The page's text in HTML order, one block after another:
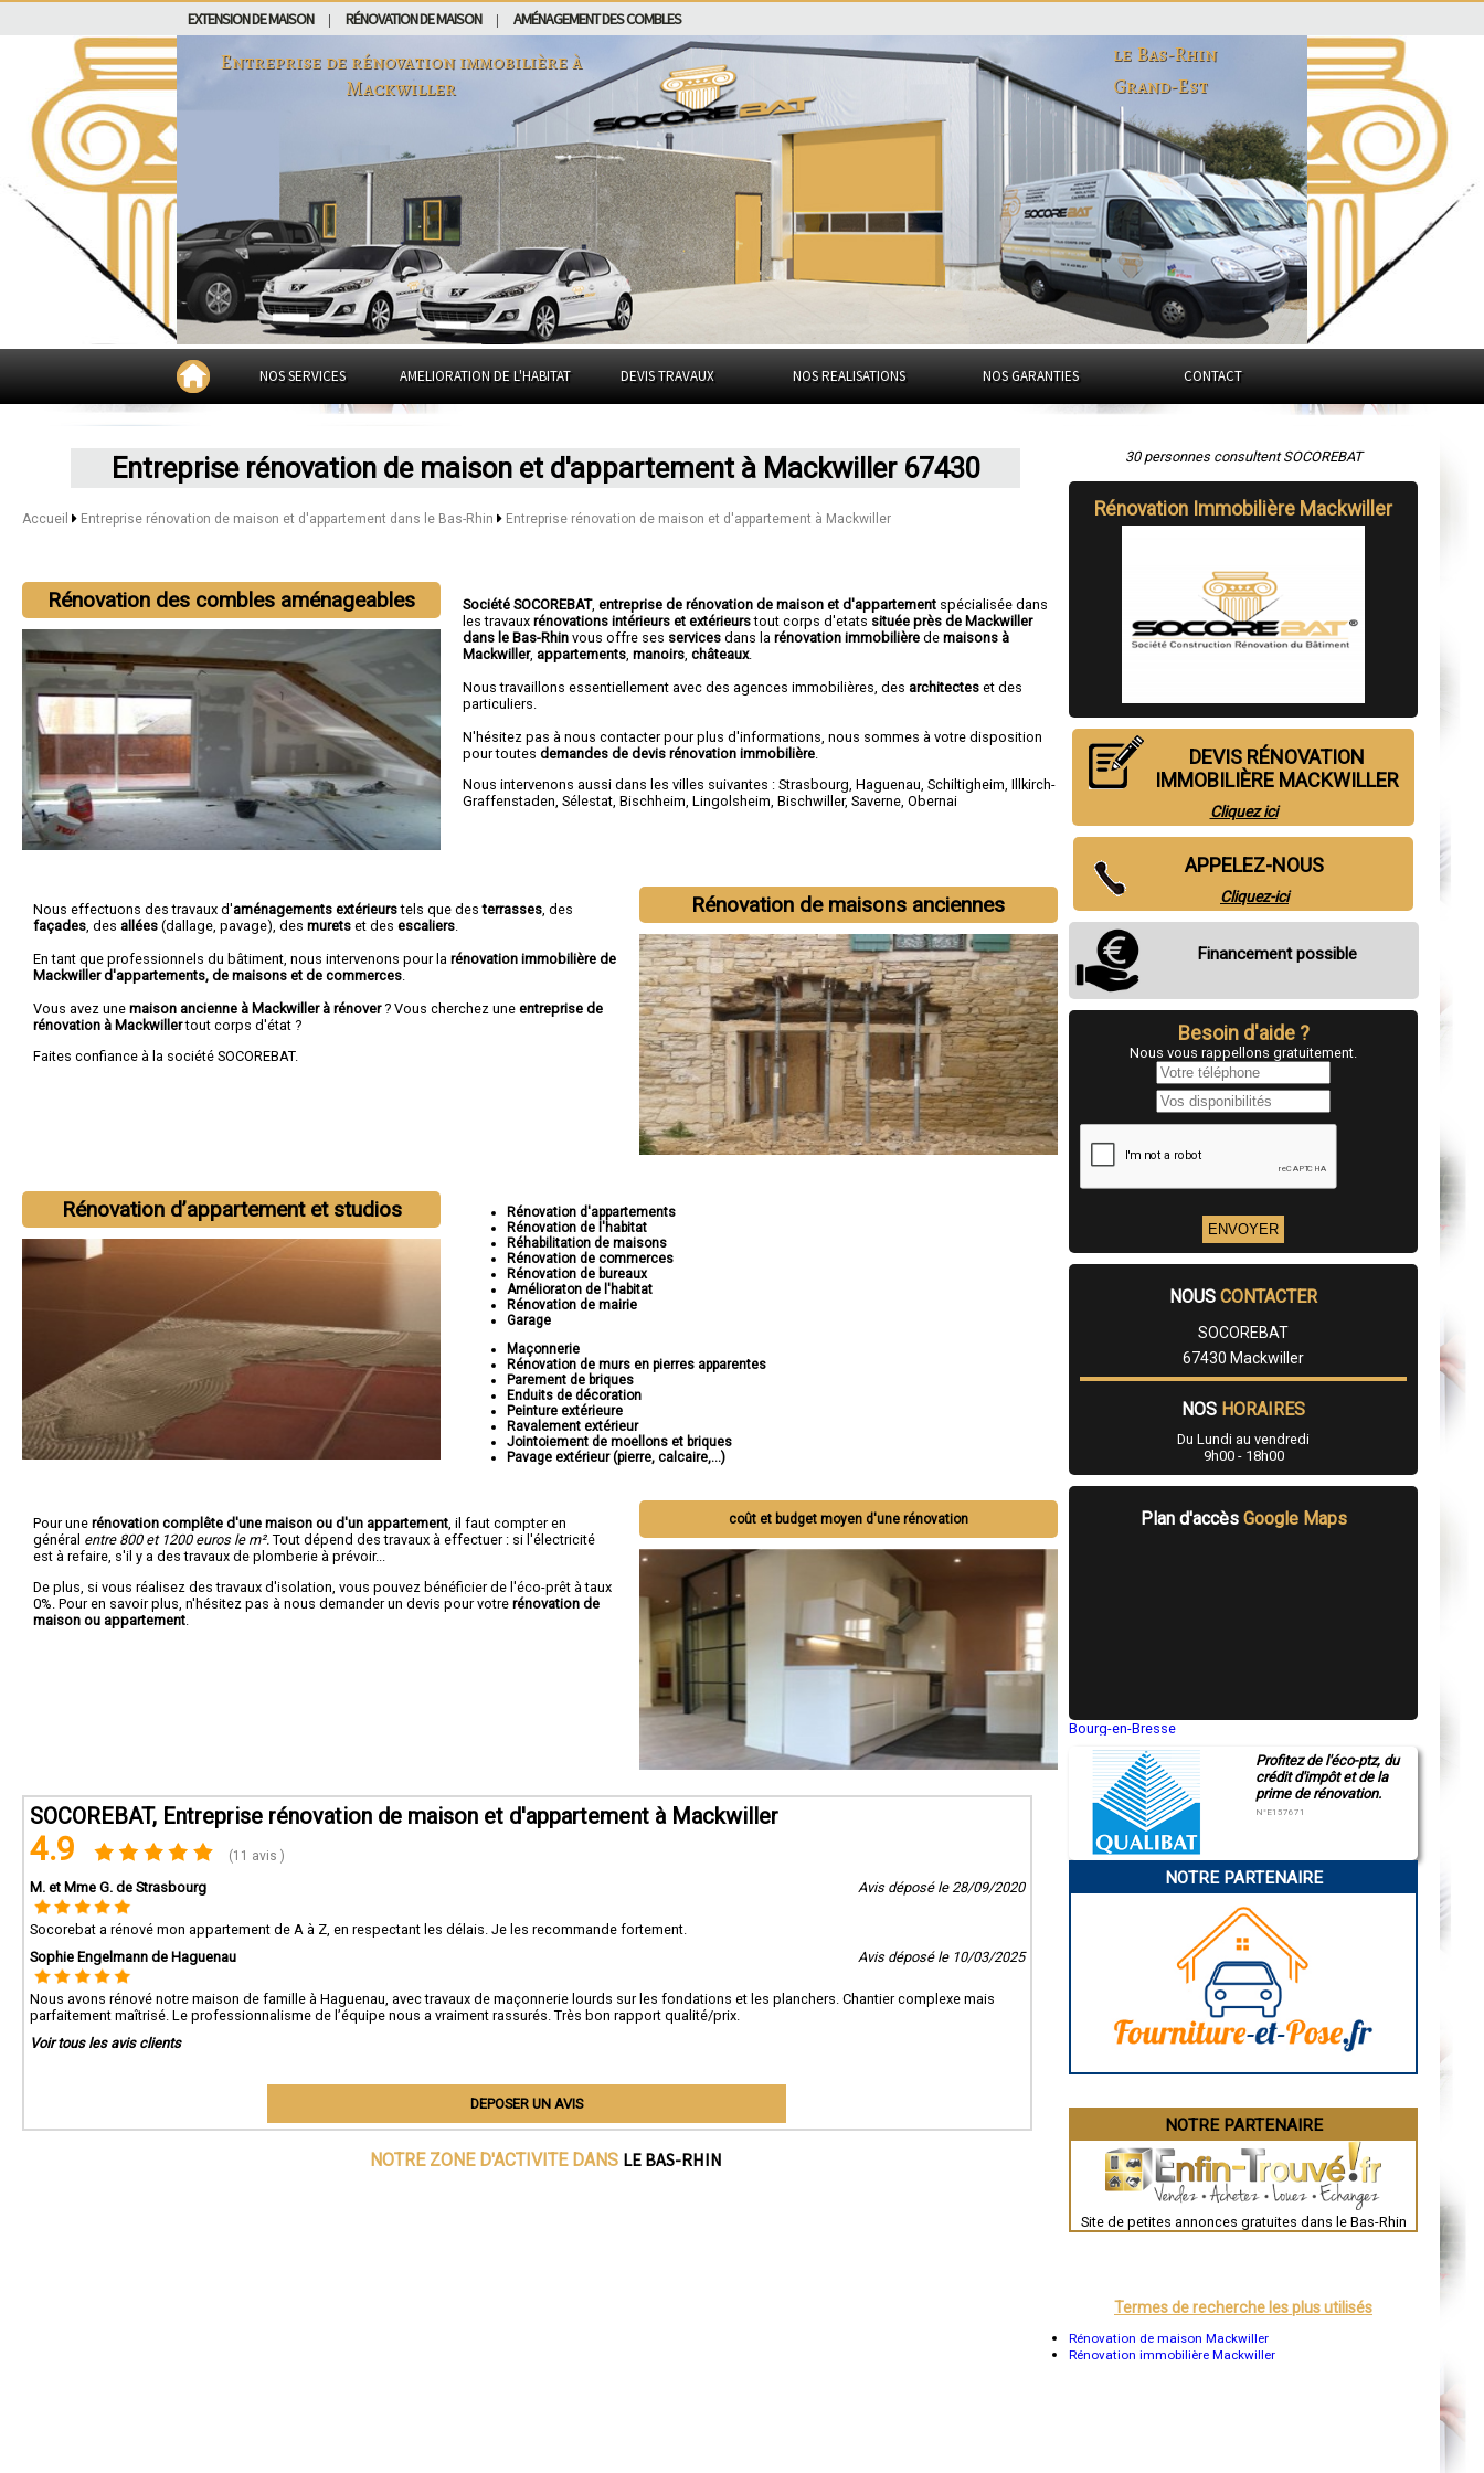
EXTENSION DE MAISON RÉNOVATION DE MAISON AMÉNAGEMENT DES COMBLES
Entreprise de rénovation immobilière à
Mackwiller
le Bas-Rhin
Grand-Est
NOS SERVICES AMELIORATION DE L'HABITAT DEVIS TRAVAUX NOS REALISATIONS NOS GARANTIES CONTACT
Entreprise rénovation de maison et d'appartement à Mackwiller 67430
Accueil Entreprise rénovation de maison et d'appartement dans le Bas-Rhin Entreprise rénovation de maison et d'appartement à Mackwiller
Rénovation des combles aménageables Société SOCOREBAT,entreprise de rénovation de maison et d'appartement spécialisée dans
les travauxrénovations intérieurs et extérieurstout corps d'etats située près de Mackwiller
dans le Bas-Rhinvous offre ses services dans larénovation immobilière demaisons à
Mackwiller, appartements ,manoirs ,châteaux.
Nous travaillons essentiellement avec des agences immobilières, des architectes et des
particuliers.
N'hésitez pas à nous contacter pour plus d'informations, nous sommes à votre disposition
pour toutesdemandes de devis rénovation immobilière
Nous intervenons aussi dans les villes suivantes :Strasbourg ,Haguenau ,Schiltigheim ,Illkirch-
Graffenstaden ,Sélestat ,Bischheim ,Lingolsheim ,Bischwiller,Saverne ,Obernai
Rénovation de maisons anciennes
Nous effectuons des travaux d'aménagements extérieurstels que desterrasses , des
façades , des allées (dallage, pavage), des murets et des escaliers
En tant que professionnels du bâtiment, nous intervenons pour la rénovation immobilière de
Mackwiller d'appartements, de maisons et de commerces
Vous avez une maison ancienne à Mackwiller à rénover? Vous cherchez une entreprise de
rénovation à Mackwillertout corps d'état ?
Faites confiance à la société SOCOREBAT.
Rénovation d’appartement et studios
Rénovation d'appartements
Rénovation de l'habitat
Réhabilitation de maisons
Rénovation de commerces
Rénovation de bureaux
Amélioraton de l'habitat
Rénovation de mairie
Garage
Maçonnerie
Rénovation de murs en pierres apparentes
Parement de briques
Enduits de décoration
Peinture extérieure
Ravalement extérieur
Jointoiement de moellons et briques
Pavage extérieur (pierre, calcaire,...)
coût et budget moyen d'une rénovation
Pour une rénovation complête d'une maison ou d'un appartement , il faut compter en
général entre 800 et 1200 euros le m². Tout dépend des travaux à effectuer : si l'électricité
est à refaire, s'il y a des travaux de plomberie à prévoir...
De plus, si vous réalisez des travaux d'isolation, vous pouvez bénéficier de l'éco-prêt à taux
0%. Pour en savoir plus, n'hésitez pas à nous demander un devis pour votre rénovation de
maison ou appartement
SOCOREBAT, Entreprise rénovation de maison et d'appartement à Mackwiller
4.9 (11 avis )
M. et Mme G. de Strasbourg Avis déposé le 28/09/2020
Socorebat a rénové mon appartement de A à Z, en respectant les délais. Je les recommande fortement.
Sophie Engelmann de Haguenau
Avis déposé le 10/03/2025
Nous avons rénové notre maison de famille à Haguenau, avec travaux de maçonnerie lourds sur les fondations et les planchers. Chantier complexe mais
parfaitement maîtrisé. Le professionnalisme de l’équipe nous a vraiment rassurés. Très bon rapport qualité/prix.
Voir tous les avis clients
DEPOSER UN AVIS
NOTRE ZONE D'ACTIVITE DANS LE BAS-RHIN
30 personnes consultent SOCOREBAT
Rénovation Immobilière Mackwiller
DEVIS RÉNOVATION
IMMOBILIÈRE MACKWILLER
Cliquez ici
APPELEZ-NOUS
Cliquez-ici
Financement possible
Besoin d'aide ?
Nous vous rappellons gratuitement.
NOUS CONTACTER
SOCOREBAT
67430 Mackwiller
NOS HORAIRES
Du Lundi au vendredi
9h00 - 18h00
Plan d'accès Google Maps
Bourg-en-Bresse
Montluçon
Manosque
Gap
Charleville-Mézières
Pamiers
Narbonne
Brive-la-Gaillarde
Guéret
Besançon
Évreux
Chartres
Nîmes
Auch
Dole
Mont-de-Marsan
Profitez de l'éco-ptz, du
crédit d'impôt et de la
prime de rénovation.
N°E157671
NOTRE PARTENAIRE
NOTRE PARTENAIRE
Site de petites annonces gratuites dans le Bas-Rhin
Termes de recherche les plus utilisés
Rénovation de maison Mackwiller
Rénovation immobilière Mackwiller